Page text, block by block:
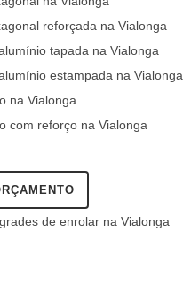
reforçada na Vialonga
tapada na Vialonga
estampada na Vialonga
na Vialonga
com reforço na Vialonga